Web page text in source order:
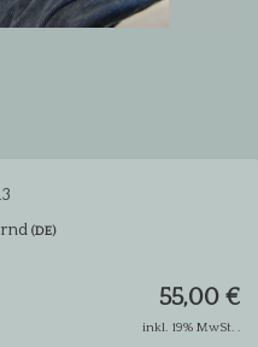
(DE)
55,00 €
inkl. 19% MwSt. .